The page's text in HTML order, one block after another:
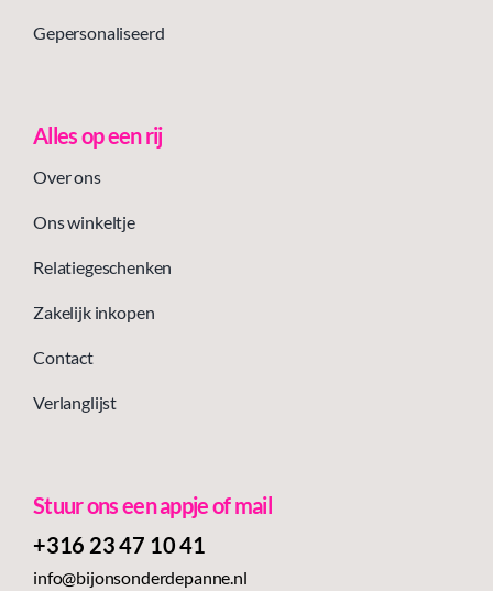
Gepersonaliseerd
Alles op een rij
Over ons
Ons winkeltje
Relatiegeschenken
Zakelijk inkopen
Contact
Verlanglijst
Stuur ons een appje of mail
+316 23 47 10 41‬
info@bijonsonderdepanne.nl